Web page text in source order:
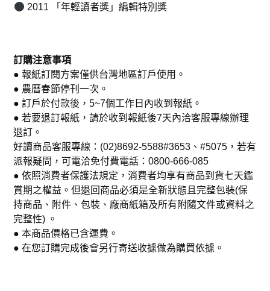
2011 「年輕讀者獎」編輯特別獎
訂購注意事項
● 報紙訂閱方案僅供台灣地區訂戶使用。
● 農曆春節停刊一次。
● 訂戶於付款後，5~7個工作日內收到報紙。
● 若要退訂報紙，請於收到報紙後7天內洽客服專線辦理
退訂。
好讀商品客服專線：(02)8692-5588#3653、#5075，若有
派報疑問，可電洽免付費電話：0800-666-085
● 依照消費者保護法規定，消費者均享有商品到貨七天鑑
賞期之權益。但退回商品必須是全新狀態且完整包裝(保
持商品、附件、包裝、廠商紙箱及所有附隨文件或資料之
完整性) 。
● 本商品價格已含運費。
● 在您訂購完成後會另行寄送收據做為購買依據。